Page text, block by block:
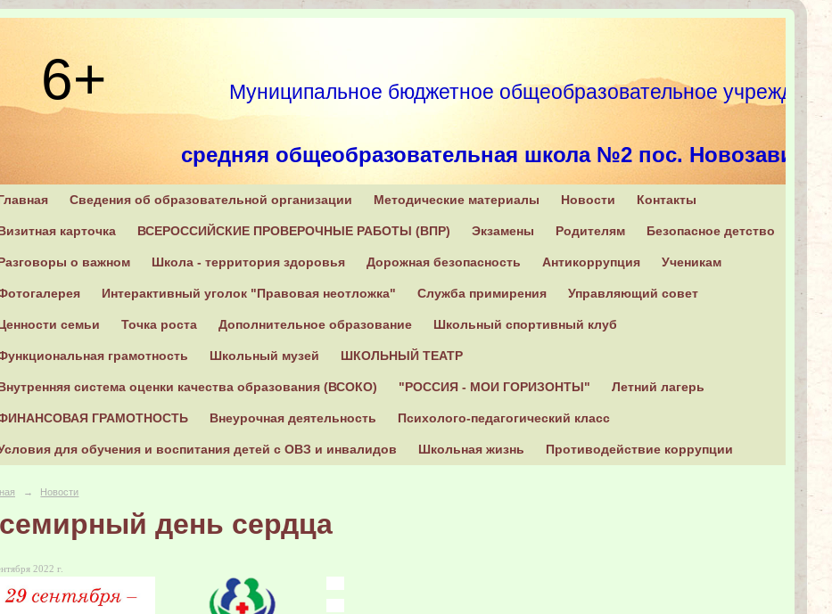
6+ Муниципальное бюджетное общеобразовательное
средняя общеобразовательная школа №2 пос.
171270, Тверская область, Конаковский район, п. Новозавидовский, ул. Советская, 6
+7 (482 42) 2-16-31
Главная Сведения об образовательной организации Методические материалы Новости Контакты
Визитная карточка ВСЕРОССИЙСКИЕ ПРОВЕРОЧНЫЕ РАБОТЫ (ВПР) Экзамены Родителям Безопасное детство
Разговоры о важном Школа - территория здоровья Дорожная безопасность Антикоррупция Ученикам
Интерактивный уголок "Правовая неотложка" Служба примирения Управляющий совет
Ценности семьи Точка роста Дополнительное образование Школьный спортивный клуб
грамотность Школьный музей ШКОЛЬНЫЙ ТЕАТР
Внутренняя система оценки качества образования (ВСОКО) "РОССИЯ - МОИ ГОРИЗОНТЫ" Летний лагерь
ГРАМОТНОСТЬ Внеурочная деятельность Психолого-педагогический класс
для обучения и воспитания детей с ОВЗ и инвалидов Школьная жизнь Противодействие коррупции
→ Новости
день сердца
2022 г.